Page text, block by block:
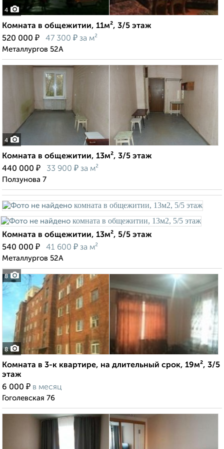
4
Комната в общежитии, 11м², 3/5 этаж
520 000 ₽ 47 300 ₽ за м²
Металлургов 52А
4
Комната в общежитии, 13м², 3/5 этаж
440 000 ₽ 33 900 ₽ за м²
Ползунова 7
8
Комната в общежитии, 13м², 5/5 этаж
540 000 ₽ 41 600 ₽ за м²
Металлургов 52А
8
Комната в 3-к квартире, на длительный срок, 19м², 3/5
этаж
6 000 ₽ в месяц
Гоголевская 76